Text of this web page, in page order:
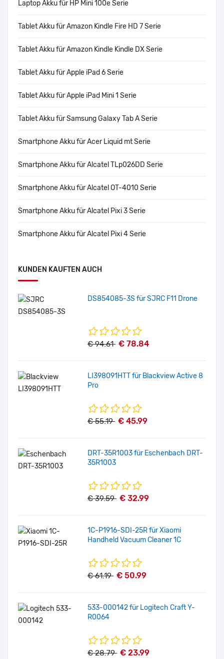
Laptop Akku für HP Mini 100e Serie
Tablet Akku für Amazon Kindle Fire HD 7 Serie
Tablet Akku für Amazon Kindle Kindle DX Serie
Tablet Akku für Apple iPad 6 Serie
Tablet Akku für Apple iPad Mini 1 Serie
Tablet Akku für Samsung Galaxy Tab A Serie
Smartphone Akku für Acer Liquid mt Serie
Smartphone Akku für Alcatel TLp026DD Serie
Smartphone Akku für Alcatel OT-4010 Serie
Smartphone Akku für Alcatel Pixi 3 Serie
Smartphone Akku für Alcatel Pixi 4 Serie
KUNDEN KAUFTEN AUCH
DS854085-3S für SJRC F11 Drone
€ 94.61 € 78.84
LI398091HTT für Blackview Active 8
Pro
€ 55.19 € 45.99
DRT-35R1003 für Eschenbach DRT-
35R1003
€ 39.59 € 32.99
1C-P1916-SDI-25R für Xiaomi
Handheld Vacuum Cleaner 1C
€ 61.19 € 50.99
533-000142 für Logitech Craft Y-
R0064
€ 28.79 € 23.99